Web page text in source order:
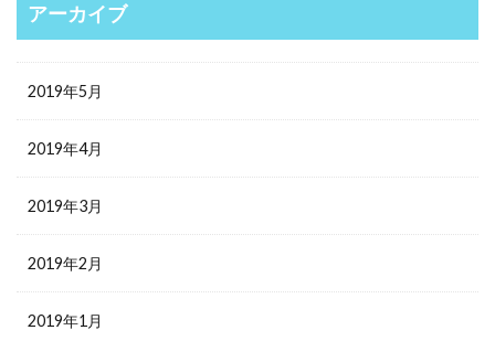
アーカイブ
2019年5月
2019年4月
2019年3月
2019年2月
2019年1月